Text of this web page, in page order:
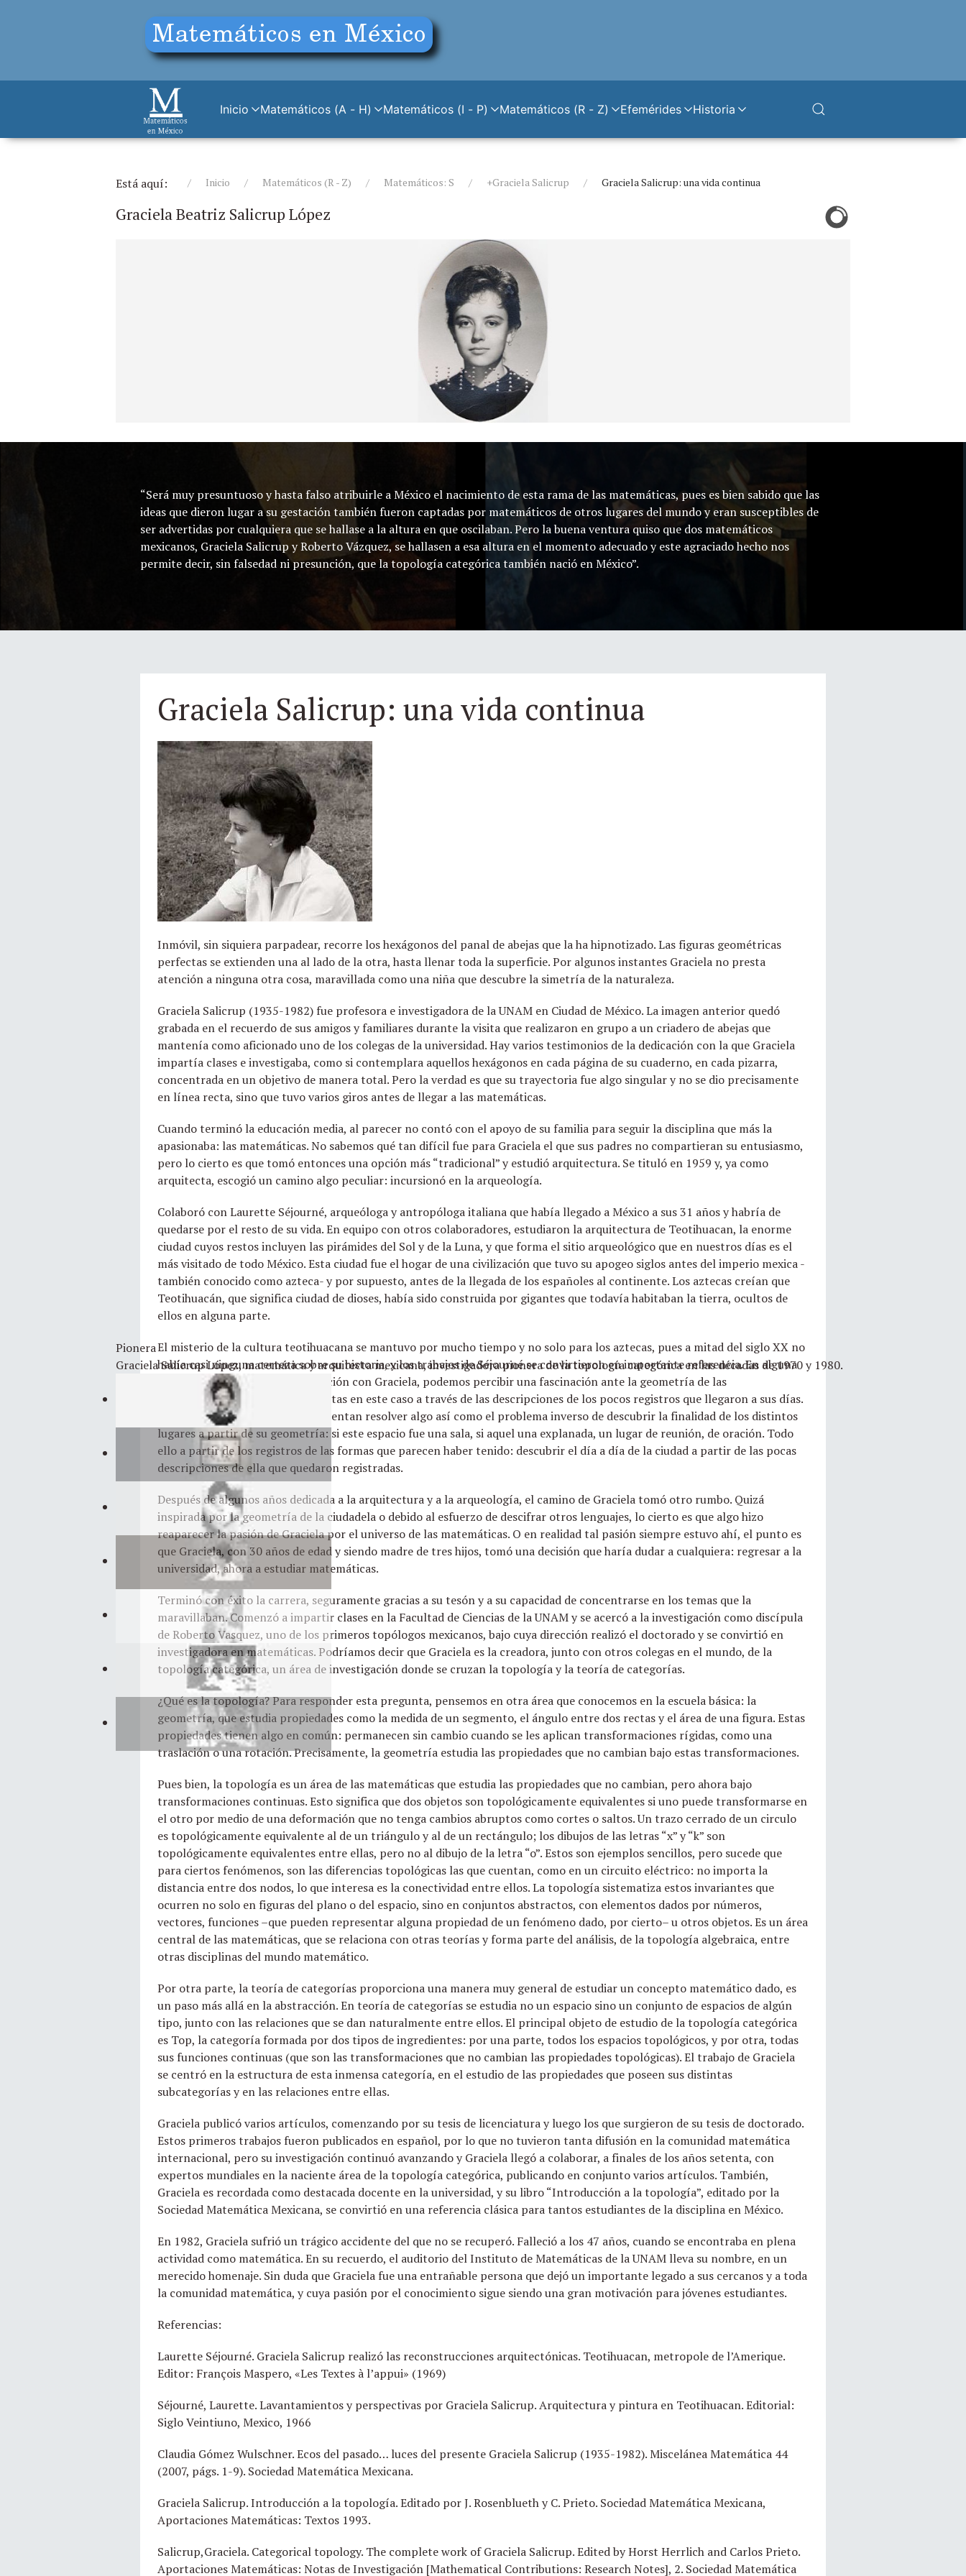
Inicio Matemáticos (A - H) Matemáticos (I - P) Matemáticos (R - Z) Efemérides Historia
Está aquí: Inicio Matemáticos (R - Z) Matemáticos: S +Graciela Salicrup Graciela Salicrup: una vida continua
Graciela Beatriz Salicrup López
Pionera
Graciela Salicrup López, matemática y arquitecta mexicana, investigadora pionera de la topología categórica en las décadas de 1970 y 1980.
“Será muy presuntuoso y hasta falso atribuirle a México el nacimiento de esta rama de las matemáticas, pues es bien sabido que las
ideas que dieron lugar a su gestación también fueron captadas por matemáticos de otros lugares del mundo y eran susceptibles de
ser advertidas por cualquiera que se hallase a la altura en que oscilaban. Pero la buena ventura quiso que dos matemáticos
mexicanos, Graciela Salicrup y Roberto Vázquez, se hallasen a esa altura en el momento adecuado y este agraciado hecho nos
permite decir, sin falsedad ni presunción, que la topología categórica también nació en México”.
Graciela Salicrup: una vida continua
Inmóvil, sin siquiera parpadear, recorre los hexágonos del panal de abejas que la ha hipnotizado. Las figuras geométricas
perfectas se extienden una al lado de la otra, hasta llenar toda la superficie. Por algunos instantes Graciela no presta
atención a ninguna otra cosa, maravillada como una niña que descubre la simetría de la naturaleza.
Graciela Salicrup (1935-1982) fue profesora e investigadora de la UNAM en Ciudad de México. La imagen anterior quedó
grabada en el recuerdo de sus amigos y familiares durante la visita que realizaron en grupo a un criadero de abejas que
mantenía como aficionado uno de los colegas de la universidad. Hay varios testimonios de la dedicación con la que Graciela
impartía clases e investigaba, como si contemplara aquellos hexágonos en cada página de su cuaderno, en cada pizarra,
concentrada en un objetivo de manera total. Pero la verdad es que su trayectoria fue algo singular y no se dio precisamente
en línea recta, sino que tuvo varios giros antes de llegar a las matemáticas.
Cuando terminó la educación media, al parecer no contó con el apoyo de su familia para seguir la disciplina que más la
apasionaba: las matemáticas. No sabemos qué tan difícil fue para Graciela el que sus padres no compartieran su entusiasmo,
pero lo cierto es que tomó entonces una opción más “tradicional” y estudió arquitectura. Se tituló en 1959 y, ya como
arquitecta, escogió un camino algo peculiar: incursionó en la arqueología.
Colaboró con Laurette Séjourné, arqueóloga y antropóloga italiana que había llegado a México a sus 31 años y habría de
quedarse por el resto de su vida. En equipo con otros colaboradores, estudiaron la arquitectura de Teotihuacan, la enorme
ciudad cuyos restos incluyen las pirámides del Sol y de la Luna, y que forma el sitio arqueológico que en nuestros días es el
más visitado de todo México. Esta ciudad fue el hogar de una civilización que tuvo su apogeo siglos antes del imperio mexica -
también conocido como azteca- y por supuesto, antes de la llegada de los españoles al continente. Los aztecas creían que
Teotihuacán, que significa ciudad de dioses, había sido construida por gigantes que todavía habitaban la tierra, ocultos de
ellos en alguna parte.
El misterio de la cultura teotihuacana se mantuvo por mucho tiempo y no solo para los aztecas, pues a mitad del siglo XX no
había casi ninguna certeza sobre su historia, y los trabajos de Séjourné se convirtieron en importante referencia. En alguna
de sus publicaciones en colaboración con Graciela, podemos percibir una fascinación ante la geometría de las
construcciones prehispánicas, vistas en este caso a través de las descripciones de los pocos registros que llegaron a sus días.
Podría decirse que las autoras intentan resolver algo así como el problema inverso de descubrir la finalidad de los distintos
lugares a partir de su geometría: si este espacio fue una sala, si aquel una explanada, un lugar de reunión, de oración. Todo
ello a partir de los registros de las formas que parecen haber tenido: descubrir el día a día de la ciudad a partir de las pocas
descripciones de ella que quedaron registradas.
Después de algunos años dedicada a la arquitectura y a la arqueología, el camino de Graciela tomó otro rumbo. Quizá
inspirada por la geometría de la ciudadela o debido al esfuerzo de descifrar otros lenguajes, lo cierto es que algo hizo
reaparecer la pasión de Graciela por el universo de las matemáticas. O en realidad tal pasión siempre estuvo ahí, el punto es
que Graciela, con 30 años de edad y siendo madre de tres hijos, tomó una decisión que haría dudar a cualquiera: regresar a la
universidad, ahora a estudiar matemáticas.
Terminó con éxito la carrera, seguramente gracias a su tesón y a su capacidad de concentrarse en los temas que la
maravillaban. Comenzó a impartir clases en la Facultad de Ciencias de la UNAM y se acercó a la investigación como discípula
de Roberto Vasquez, uno de los primeros topólogos mexicanos, bajo cuya dirección realizó el doctorado y se convirtió en
investigadora en matemáticas. Podríamos decir que Graciela es la creadora, junto con otros colegas en el mundo, de la
topología categórica, un área de investigación donde se cruzan la topología y la teoría de categorías.
¿Qué es la topología? Para responder esta pregunta, pensemos en otra área que conocemos en la escuela básica: la
geometría, que estudia propiedades como la medida de un segmento, el ángulo entre dos rectas y el área de una figura. Estas
propiedades tienen algo en común: permanecen sin cambio cuando se les aplican transformaciones rígidas, como una
traslación o una rotación. Precisamente, la geometría estudia las propiedades que no cambian bajo estas transformaciones.
Pues bien, la topología es un área de las matemáticas que estudia las propiedades que no cambian, pero ahora bajo
transformaciones continuas. Esto significa que dos objetos son topológicamente equivalentes si uno puede transformarse en
el otro por medio de una deformación que no tenga cambios abruptos como cortes o saltos. Un trazo cerrado de un circulo
es topológicamente equivalente al de un triángulo y al de un rectángulo; los dibujos de las letras “x” y “k” son
topológicamente equivalentes entre ellas, pero no al dibujo de la letra “o”. Estos son ejemplos sencillos, pero sucede que
para ciertos fenómenos, son las diferencias topológicas las que cuentan, como en un circuito eléctrico: no importa la
distancia entre dos nodos, lo que interesa es la conectividad entre ellos. La topología sistematiza estos invariantes que
ocurren no solo en figuras del plano o del espacio, sino en conjuntos abstractos, con elementos dados por números,
vectores, funciones –que pueden representar alguna propiedad de un fenómeno dado, por cierto– u otros objetos. Es un área
central de las matemáticas, que se relaciona con otras teorías y forma parte del análisis, de la topología algebraica, entre
otras disciplinas del mundo matemático.
Por otra parte, la teoría de categorías proporciona una manera muy general de estudiar un concepto matemático dado, es
un paso más allá en la abstracción. En teoría de categorías se estudia no un espacio sino un conjunto de espacios de algún
tipo, junto con las relaciones que se dan naturalmente entre ellos. El principal objeto de estudio de la topología categórica
es Top, la categoría formada por dos tipos de ingredientes: por una parte, todos los espacios topológicos, y por otra, todas
sus funciones continuas (que son las transformaciones que no cambian las propiedades topológicas). El trabajo de Graciela
se centró en la estructura de esta inmensa categoría, en el estudio de las propiedades que poseen sus distintas
subcategorías y en las relaciones entre ellas.
Graciela publicó varios artículos, comenzando por su tesis de licenciatura y luego los que surgieron de su tesis de doctorado.
Estos primeros trabajos fueron publicados en español, por lo que no tuvieron tanta difusión en la comunidad matemática
internacional, pero su investigación continuó avanzando y Graciela llegó a colaborar, a finales de los años setenta, con
expertos mundiales en la naciente área de la topología categórica, publicando en conjunto varios artículos. También,
Graciela es recordada como destacada docente en la universidad, y su libro “Introducción a la topología”, editado por la
Sociedad Matemática Mexicana, se convirtió en una referencia clásica para tantos estudiantes de la disciplina en México.
En 1982, Graciela sufrió un trágico accidente del que no se recuperó. Falleció a los 47 años, cuando se encontraba en plena
actividad como matemática. En su recuerdo, el auditorio del Instituto de Matemáticas de la UNAM lleva su nombre, en un
merecido homenaje. Sin duda que Graciela fue una entrañable persona que dejó un importante legado a sus cercanos y a toda
la comunidad matemática, y cuya pasión por el conocimiento sigue siendo una gran motivación para jóvenes estudiantes.
Referencias:
Laurette Séjourné. Graciela Salicrup realizó las reconstrucciones arquitectónicas. Teotihuacan, metropole de l’Amerique.
Editor: François Maspero, «Les Textes à l’appui» (1969)
Séjourné, Laurette. Lavantamientos y perspectivas por Graciela Salicrup. Arquitectura y pintura en Teotihuacan. Editorial:
Siglo Veintiuno, Mexico, 1966
Claudia Gómez Wulschner. Ecos del pasado… luces del presente Graciela Salicrup (1935-1982). Miscelánea Matemática 44
(2007, págs. 1-9). Sociedad Matemática Mexicana.
Graciela Salicrup. Introducción a la topología. Editado por J. Rosenblueth y C. Prieto. Sociedad Matemática Mexicana,
Aportaciones Matemáticas: Textos 1993.
Salicrup,Graciela. Categorical topology. The complete work of Graciela Salicrup. Edited by Horst Herrlich and Carlos Prieto.
Aportaciones Matemáticas: Notas de Investigación [Mathematical Contributions: Research Notes], 2. Sociedad Matemática